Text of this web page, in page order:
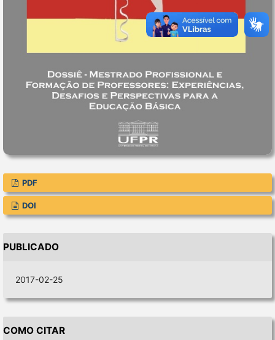
PDF
DOI
PUBLICADO
2017-02-25
COMO CITAR